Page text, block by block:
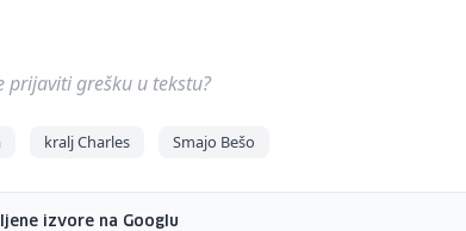
prijaviti grešku u tekstu?
kralj Charles Smajo Bešo
izvore na Googlu